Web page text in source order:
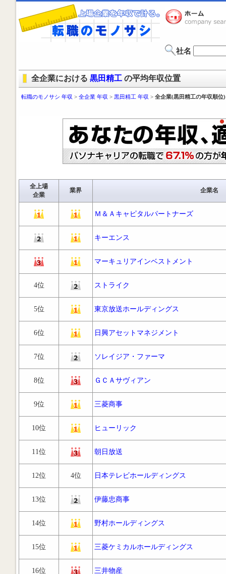
社名
全企業における 黒田精工 の平均年収位置
転職のモノサシ 年収 > 全企業 年収 > 黒田精工 年収 > 全企業(黒田精工の年収順位)
全上場
企業
業界 企業名
Ｍ＆Ａキャピタルパートナーズ
キーエンス
マーキュリアインベストメント
4位 ストライク
5位 東京放送ホールディングス
6位 日興アセットマネジメント
7位 ソレイジア・ファーマ
8位 ＧＣＡサヴィアン
9位 三菱商事
10位 ヒューリック
11位 朝日放送
12位 4位 日本テレビホールディングス
13位 伊藤忠商事
14位 野村ホールディングス
15位 三菱ケミカルホールディングス
16位 三井物産